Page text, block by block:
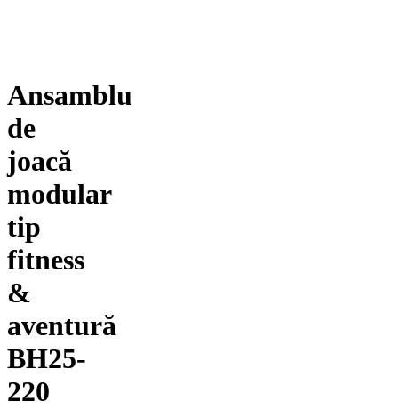
Ansamblu
de
joacă
modular
tip
fitness
&
aventură
BH25-
220